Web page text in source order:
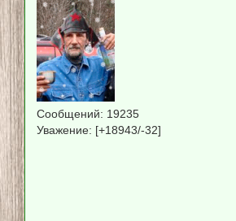
Сообщений: 19235
Уважение: [+18943/-32]